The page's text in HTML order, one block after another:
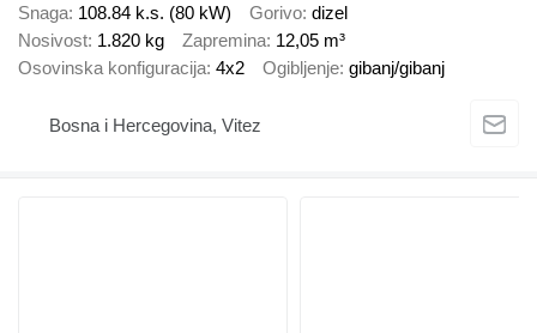
Snaga 108.84 k.s. (80 kW) Gorivo dizel
Nosivost 1.820 kg Zapremina 12,05 m³
Osovinska konfiguracija 4x2 Ogibljenje gibanj/gibanj
Bosna i Hercegovina, Vitez